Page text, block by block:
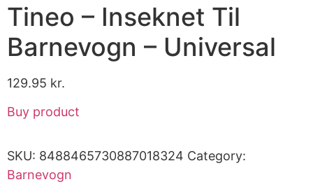
Tineo – Inseknet Til
Barnevogn – Universal
129.95 kr.
Buy product
SKU: 8488465730887018324 Category:
Barnevogn